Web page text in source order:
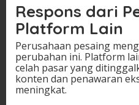
Respons dari
Platform Lain
Perusahaan pesaing
perubahan ini. Platform
celah pasar yang
konten dan penawaran
meningkat.